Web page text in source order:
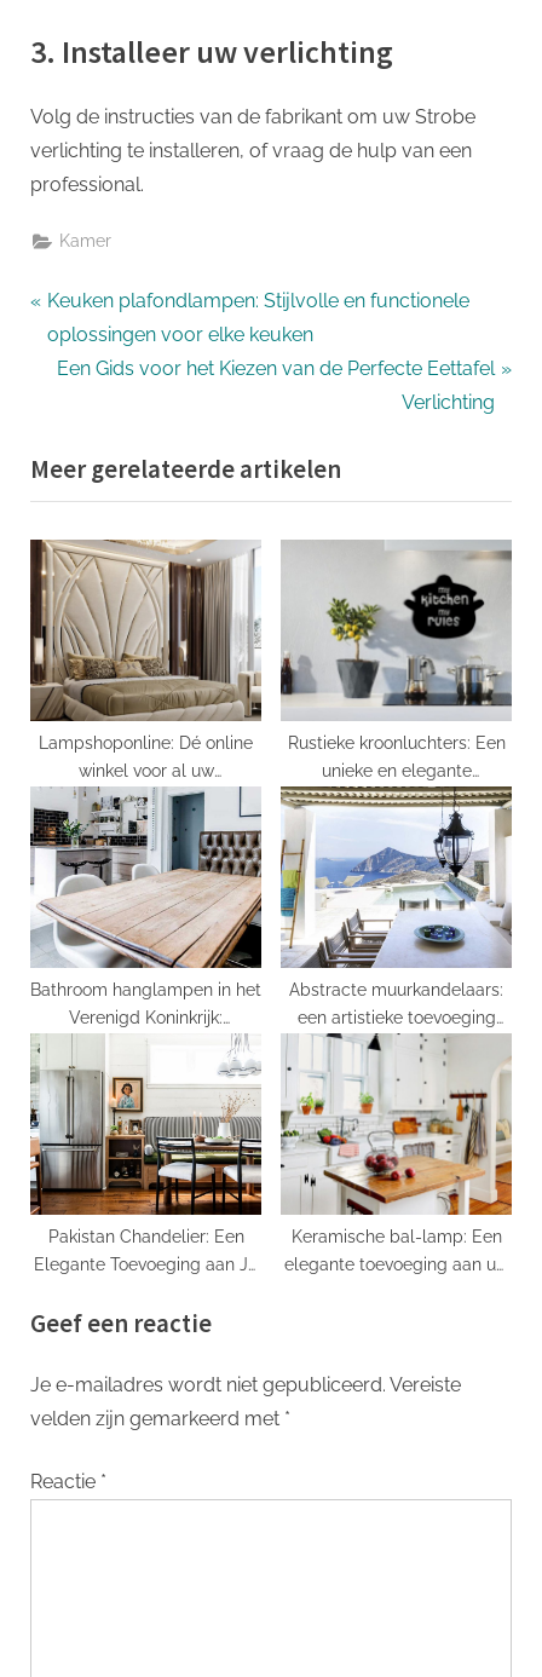
3. Installeer uw verlichting
Volg de instructies van de fabrikant om uw Strobe
verlichting te installeren, of vraag de hulp van een
professional.
Kamer
Bericht
navigatie
P
r
o
u
s
P
o
s
t
:
Keuken plafondlampen: Stijlvolle en functionele
oplossingen voor elke keuken
N
t
P
o
s
t
Een Gids voor het Kiezen van de Perfecte Eettafel
Verlichting
Meer gerelateerde artikelen
Lampshoponline: Dé online
winkel voor al uw
lampenbehoefte
Rustieke kroonluchters: Een
unieke en elegante
toevoeging aan uw interieur
Bathroom hanglampen in het
Verenigd Koninkrijk:
Verlichting om uw badkamer
te verfraaien
Abstracte muurkandelaars:
een artistieke toevoeging
aan jouw interieur
Pakistan Chandelier: Een
Elegante Toevoeging aan Je
Keramische bal-lamp: Een
elegante toevoeging aan uw
Geef een reactie
Je e-mailadres wordt niet gepubliceerd. Vereiste
velden zijn gemarkeerd met *
Reactie *